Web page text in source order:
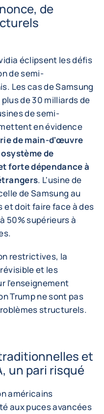
de
éclipsent les défis
de semi-
Les cas de Samsung
de 30 milliards de
de semi-
en évidence
de main-d'œuvre
de
forte dépendance à
. L'usine de
de Samsung au
et doit faire face à des
50% supérieurs à
restrictives, la
et les
l'enseignement
Trump ne sont pas
structurels.
et
un pari risqué
américains
aux puces avancées